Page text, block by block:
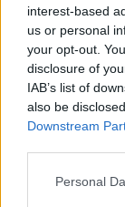
interest-based
us or personal
your opt-out.
disclosure of
IAB’s list of
also be
Downstream
Personal